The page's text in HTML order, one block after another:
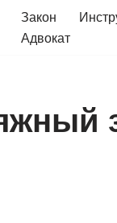
Закон
Адвокат